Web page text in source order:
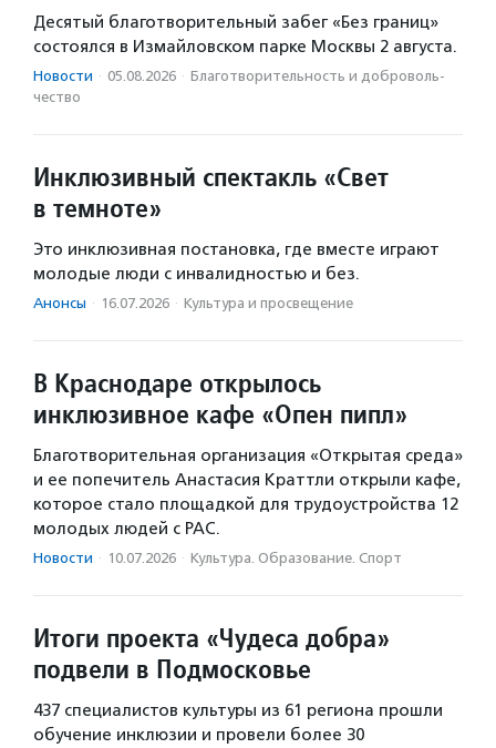
Десятый благотворительный забег «Без границ»
состоялся в Измайловском парке Москвы 2 августа.
Новости · 05.08.2026 · Благотвори­тель­ность и доброволь­
чест­во
Инклюзивный спектакль «Свет
в темноте»
Это инклюзивная постановка, где вместе играют
молодые люди с инвалидностью и без.
Анонсы · 16.07.2026 · Культура и просвещение
В Краснодаре открылось
инклюзивное кафе «Опен пипл»
Благотворительная организация «Открытая среда»
и ее попечитель Анастасия Краттли открыли кафе,
которое стало площадкой для трудоустройства 12
молодых людей с РАС.
Новости · 10.07.2026 · Культура. Образование. Спорт
Итоги проекта «Чудеса добра»
подвели в Подмосковье
437 специалистов культуры из 61 региона прошли
обучение инклюзии и провели более 30